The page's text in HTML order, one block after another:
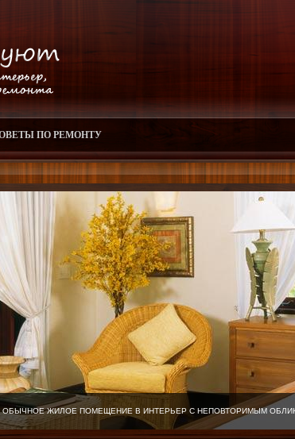
ПО РЕМОНТУ
ОБЫЧНОЕ ЖИЛОЕ ПОМЕЩЕНИЕ В ИНТЕРЬЕР С НЕПОВТОРИМЫМ